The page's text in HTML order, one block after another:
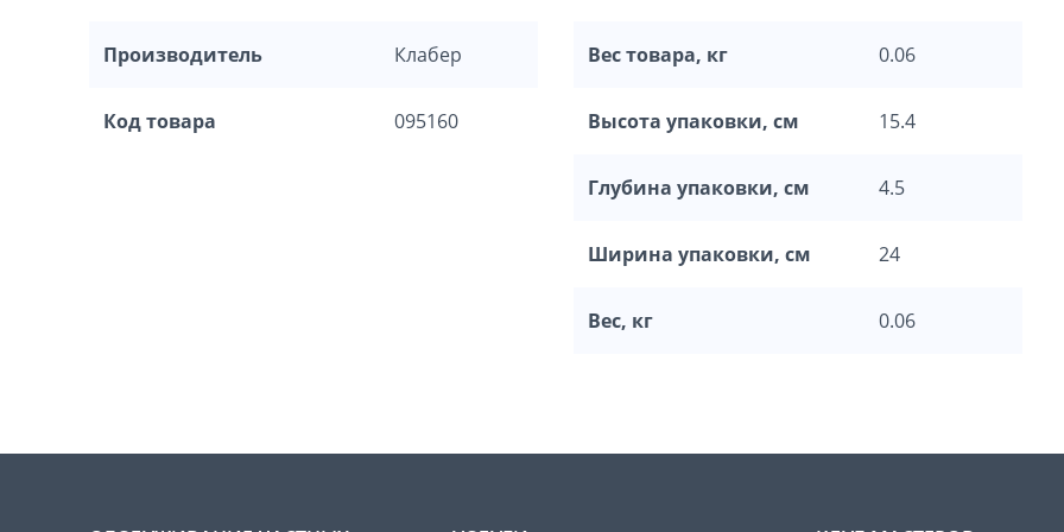
Производитель Клабер
Код товара 095160
Вес товара, кг 0.06
Высота упаковки, см 15.4
Глубина упаковки, см 4.5
Ширина упаковки, см 24
Вес, кг 0.06